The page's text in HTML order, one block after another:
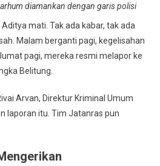
diamankan dengan garis polisi
mati. Tak ada kabar, tak ada
Malam berganti pagi, kegelisahan
pagi, mereka resmi melapor ke
Belitung.
Arvan, Direktur Kriminal Umum
laporan itu. Tim Jatanras pun